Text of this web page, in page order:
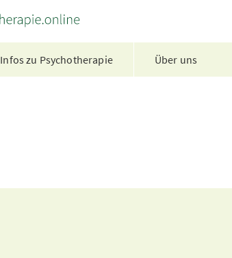
Infos zu Psychotherapie Über uns